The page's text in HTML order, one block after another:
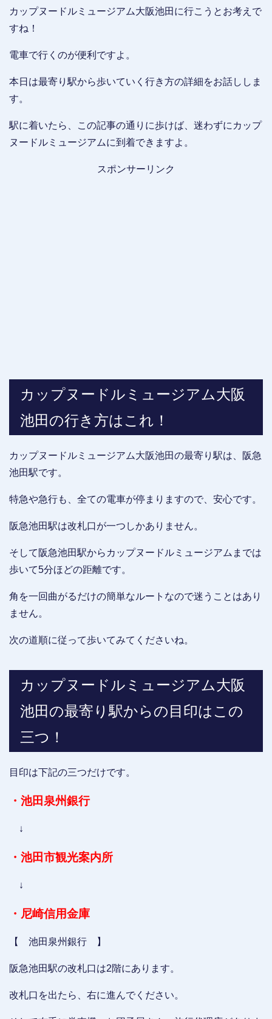
カップヌードルミュージアム大阪池田に行こうとお考えで
すね！
電車で行くのが便利ですよ。
本日は最寄り駅から歩いていく行き方の詳細をお話ししま
す。
駅に着いたら、この記事の通りに歩けば、迷わずにカップ
ヌードルミュージアムに到着できますよ。
スポンサーリンク
カップヌードルミュージアム大阪
池田の行き方はこれ！
カップヌードルミュージアム大阪池田の最寄り駅は、阪急
池田駅です。
特急や急行も、全ての電車が停まりますので、安心です。
阪急池田駅は改札口が一つしかありません。
そして阪急池田駅からカップヌードルミュージアムまでは
歩いて5分ほどの距離です。
角を一回曲がるだけの簡単なルートなので迷うことはあり
ません。
次の道順に従って歩いてみてくださいね。
カップヌードルミュージアム大阪
池田の最寄り駅からの目印はこの
三つ！
目印は下記の三つだけです。
・池田泉州銀行
↓
・池田市観光案内所
↓
・尼崎信用金庫
【 池田泉州銀行 】
阪急池田駅の改札口は2階にあります。
改札口を出たら、右に進んでください。